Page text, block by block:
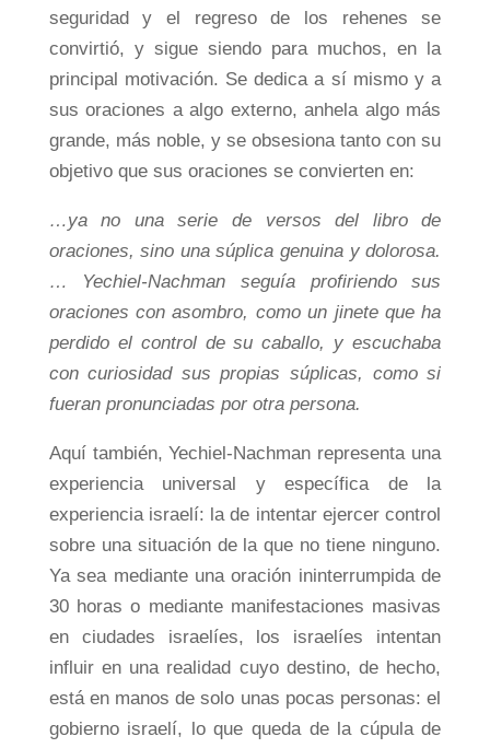
seguridad y el regreso de los rehenes se
convirtió, y sigue siendo para muchos, en la
principal motivación. Se dedica a sí mismo y a
sus oraciones a algo externo, anhela algo más
grande, más noble, y se obsesiona tanto con su
objetivo que sus oraciones se convierten en:
…ya no una serie de versos del libro de
oraciones, sino una súplica genuina y dolorosa.
… Yechiel-Nachman seguía profiriendo sus
oraciones con asombro, como un jinete que ha
perdido el control de su caballo, y escuchaba
con curiosidad sus propias súplicas, como si
fueran pronunciadas por otra persona.
Aquí también, Yechiel-Nachman representa una
experiencia universal y específica de la
experiencia israelí: la de intentar ejercer control
sobre una situación de la que no tiene ninguno.
Ya sea mediante una oración ininterrumpida de
30 horas o mediante manifestaciones masivas
en ciudades israelíes, los israelíes intentan
influir en una realidad cuyo destino, de hecho,
está en manos de solo unas pocas personas: el
gobierno israelí, lo que queda de la cúpula de